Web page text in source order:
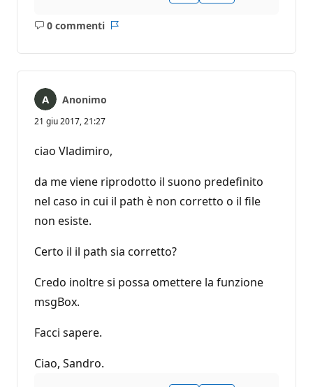
0 commenti
Nessun
Anonimo
21 giu 2017, 21:27
ciao Vladimiro,
da me viene riprodotto il suono predefinito
nel caso in cui il path è non corretto o il file
non esiste.
Certo il il path sia corretto?
Credo inoltre si possa omettere la funzione
msgBox.
Facci sapere.
Ciao, Sandro.